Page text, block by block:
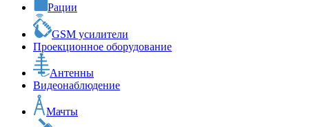
Рации
GSM усилители
Проекционное оборудование
Антенны
Видеонаблюдение
Мачты